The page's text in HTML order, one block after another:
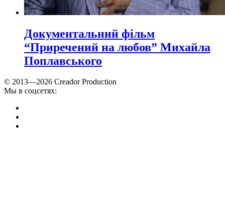
Документальний фільм
“Приречений на любов” Михайла
Поплавського
© 2013—2026 Creador Production
Мы в соцсетях: